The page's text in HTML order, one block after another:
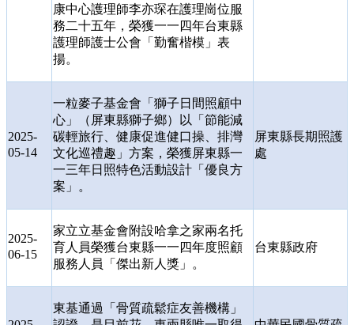
康中心護理師李亦琛在護理崗位服
務二十五年，榮獲一一四年台東縣
護理師護士公會「勤奮楷模」表
揚。
2025-
05-14
一粒麥子基金會「獅子日間照顧中
心」（屏東縣獅子鄉）以「節能減
碳輕旅行、健康促進健口操、排灣
文化巡禮趣」方案，榮獲屏東縣一
一三年日照特色活動設計「優良方
案」。
屏東縣長期照護
處
2025-
06-15
家立立基金會附設哈拿之家兩名托
育人員榮獲台東縣一一四年度照顧
服務人員「傑出新人獎」。
台東縣政府
東基通過「骨質疏鬆症友善機構」